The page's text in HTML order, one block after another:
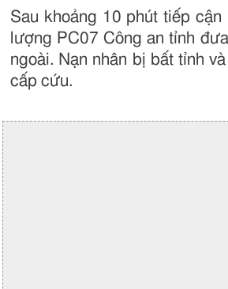
Sau khoảng 10 phút tiếp
lượng PC07 Công an tỉnh
ngoài. Nạn nhân bị bất tỉnh
cấp cứu.